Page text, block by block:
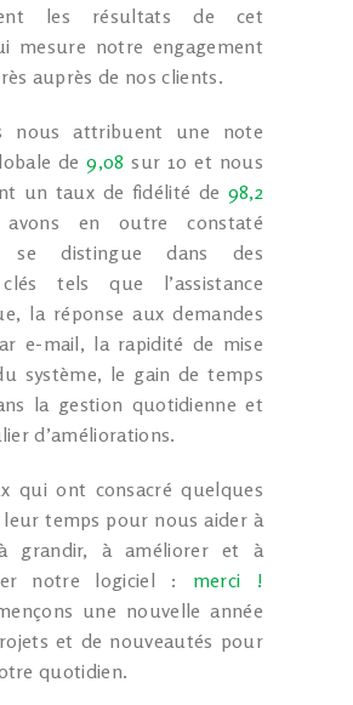
les résultats de cet
mesure notre engagement
auprès de nos clients.
nous attribuent une note
de9,08 sur 10 et nous
un taux de fidélité de 98,2
en outre constaté
se distingue dans des
tels que l’assistance
la réponse aux demandes
e-mail, la rapidité de mise
système, le gain de temps
la gestion quotidienne et
d’améliorations.
qui ont consacré quelques
temps pour nous aider à
grandir, à améliorer et à
notre logiciel : merci !
une nouvelle année
et de nouveautés pour
quotidien.